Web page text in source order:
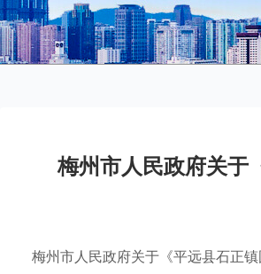
梅州市人民政府关
梅州市人民政府关于《平远县石正